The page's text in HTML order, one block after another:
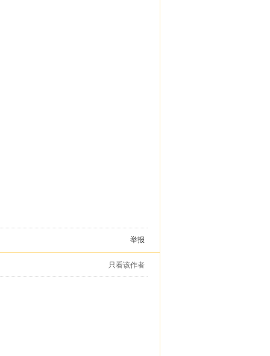
举报
只看该作者